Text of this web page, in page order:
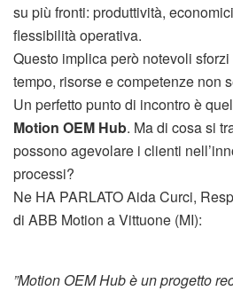
su più fronti: produttività,
flessibilità operativa.
Questo implica però notevoli
tempo, risorse e competenze non
Un perfetto punto di incontro è
Motion OEM Hub. Ma di cosa si
possono agevolare i clienti
processi?
Ne HA PARLATO Aida Curci,
di ABB Motion a Vittuone (MI):
‍”Motion OEM Hub è un progetto